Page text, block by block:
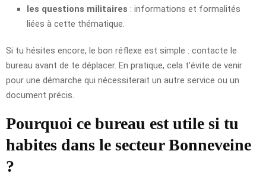
les questions militaires : informations et formalités
liées à cette thématique.
Si tu hésites encore, le bon réflexe est simple : contacte le
bureau avant de te déplacer. En pratique, cela t’évite de venir
pour une démarche qui nécessiterait un autre service ou un
document précis.
Pourquoi ce bureau est utile si tu
habites dans le secteur Bonneveine
?